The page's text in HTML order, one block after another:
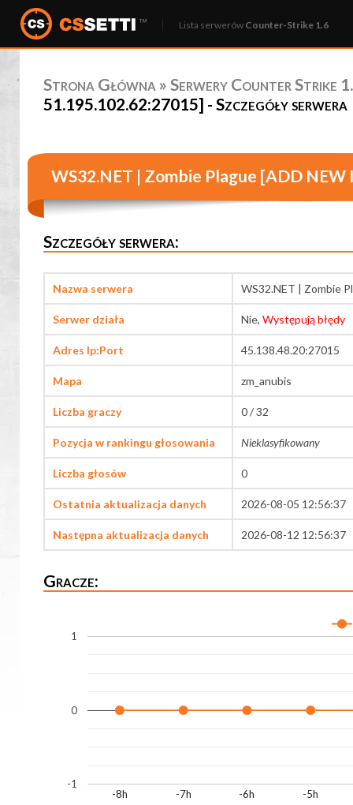
Lista serwerów Counter-Strike 1.6
Strona Główna » Serwery Counter Strike
51.195.102.62:27015] - Szczegóły serwera
WS32.NET | Zombie Plague [ADD NEW
Szczegóły serwera:
Nazwa serwera WS32.NET | Zombie
Serwer działa Nie, Występują błędy
Adres Ip:Port 45.138.48.20:27015
Mapa zm_anubis
Liczba graczy 0 / 32
Pozycja w rankingu głosowania Nieklasyfikowany
Liczba głosów 0
Ostatnia aktualizacja danych 2026-08-05 12:56:37
Następna aktualizacja danych 2026-08-12 12:56:37
Gracze:
-8h -7h -6h -5h
-1
0
1